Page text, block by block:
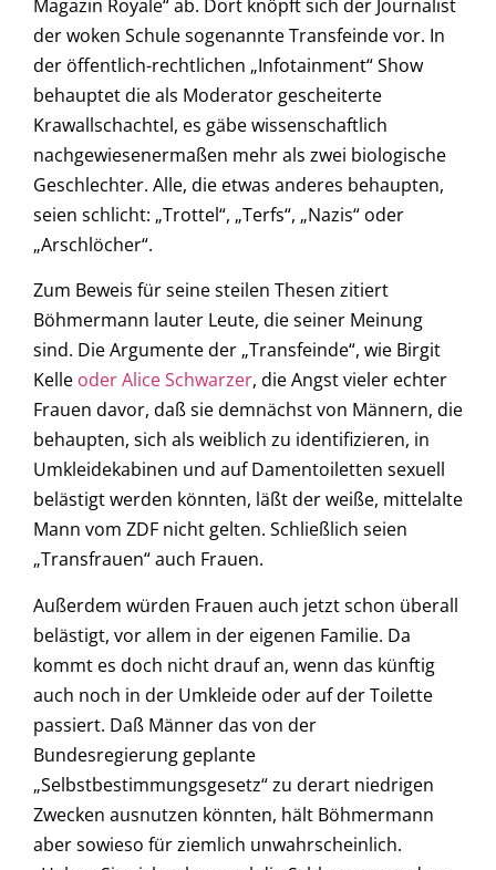
Magazin Royale“ ab. Dort knöpft sich der Journalist
der woken Schule sogenannte Transfeinde vor. In
der öffentlich-rechtlichen „Infotainment“ Show
behauptet die als Moderator gescheiterte
Krawallschachtel, es gäbe wissenschaftlich
nachgewiesenermaßen mehr als zwei biologische
Geschlechter. Alle, die etwas anderes behaupten,
seien schlicht: „Trottel“, „Terfs“, „Nazis“ oder
„Arschlöcher“.
Zum Beweis für seine steilen Thesen zitiert
Böhmermann lauter Leute, die seiner Meinung
sind. Die Argumente der „Transfeinde“, wie Birgit
Kelle oder Alice Schwarzer, die Angst vieler echter
Frauen davor, daß sie demnächst von Männern, die
behaupten, sich als weiblich zu identifizieren, in
Umkleidekabinen und auf Damentoiletten sexuell
belästigt werden könnten, läßt der weiße, mittelalte
Mann vom ZDF nicht gelten. Schließlich seien
„Transfrauen“ auch Frauen.
Außerdem würden Frauen auch jetzt schon überall
belästigt, vor allem in der eigenen Familie. Da
kommt es doch nicht drauf an, wenn das künftig
auch noch in der Umkleide oder auf der Toilette
passiert. Daß Männer das von der
Bundesregierung geplante
„Selbstbestimmungsgesetz“ zu derart niedrigen
Zwecken ausnutzen könnten, hält Böhmermann
aber sowieso für ziemlich unwahrscheinlich.